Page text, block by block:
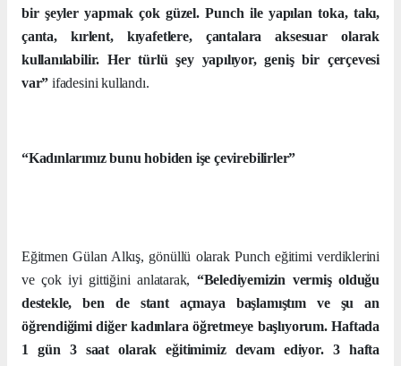
bir şeyler yapmak çok güzel. Punch ile yapılan toka, takı,
çanta, kırlent, kıyafetlere, çantalara aksesuar olarak
kullanılabilir. Her türlü şey yapılıyor, geniş bir çerçevesi
var” ifadesini kullandı.
“Kadınlarımız bunu hobiden işe çevirebilirler”
Eğitmen Gülan Alkış, gönüllü olarak Punch eğitimi verdiklerini
ve çok iyi gittiğini anlatarak, “Belediyemizin vermiş olduğu
destekle, ben de stant açmaya başlamıştım ve şu an
öğrendiğimi diğer kadınlara öğretmeye başlıyorum. Haftada
1 gün 3 saat olarak eğitimimiz devam ediyor. 3 hafta